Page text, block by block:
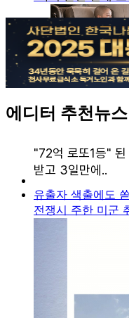
에디터 추천뉴스
유출자 색출에도
전쟁시 주한 미군